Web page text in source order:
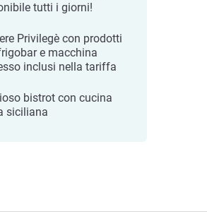
tutti i giorni!
Privilegè con prodotti
e macchina
inclusi nella tariffa
bistrot con cucina
siciliana